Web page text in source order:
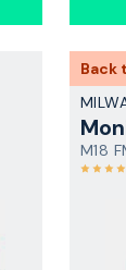
Back
M18